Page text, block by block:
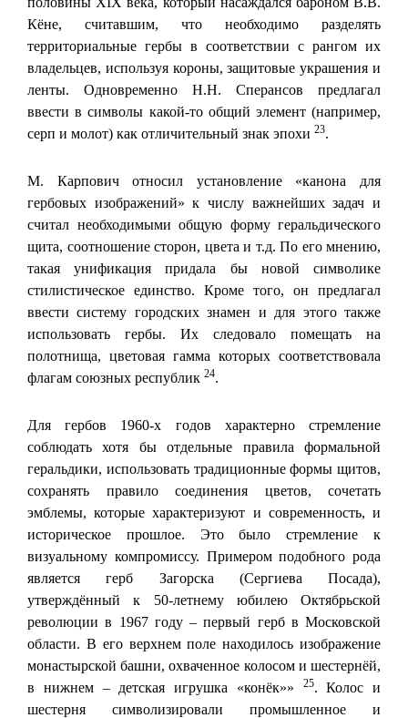
Кёне, считавшим, что необходимо разделять
территориальные гербы в соответствии с рангом их
владельцев, используя короны, защитовые украшения и
ленты. Одновременно Н.Н. Сперансов предлагал
ввести в символы какой-то общий элемент (например,
серп и молот) как отличительный знак эпохи 23.
М. Карпович относил установление «канона для
гербовых изображений» к числу важнейших задач и
считал необходимыми общую форму геральдического
щита, соотношение сторон, цвета и т.д. По его мнению,
такая унификация придала бы новой символике
стилистическое единство. Кроме того, он предлагал
ввести систему городских знамен и для этого также
использовать гербы. Их следовало помещать на
полотнища, цветовая гамма которых соответствовала
флагам союзных республик 24.
Для гербов 1960-х годов характерно стремление
соблюдать хотя бы отдельные правила формальной
геральдики, использовать традиционные формы щитов,
сохранять правило соединения цветов, сочетать
эмблемы, которые характеризуют и современность, и
историческое прошлое. Это было стремление к
визуальному компромиссу. Примером подобного рода
является герб Загорска (Сергиева Посада),
утверждённый к 50-летнему юбилею Октябрьской
революции в 1967 году – первый герб в Московской
области. В его верхнем поле находилось изображение
монастырской башни, охваченное колосом и шестернёй,
в нижнем – детская игрушка «конёк»»
25. Колос и
шестерня символизировали промышленное и